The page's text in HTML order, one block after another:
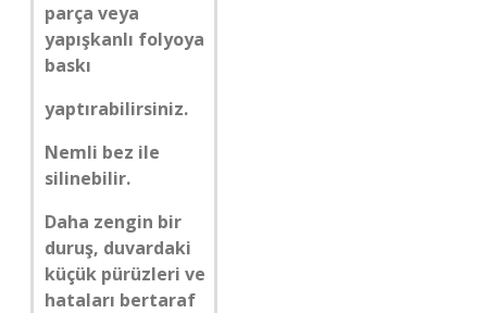
parça veya
yapışkanlı folyoya
baskı
yaptırabilirsiniz.
Nemli bez ile
silinebilir.
Daha zengin bir
duruş, duvardaki
küçük pürüzleri ve
hataları bertaraf